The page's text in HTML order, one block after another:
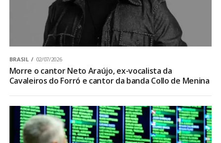
BRASIL 02/07/2026
Morre o cantor Neto Araújo, ex-vocalista da
Cavaleiros do Forró e cantor da banda Collo de Menina